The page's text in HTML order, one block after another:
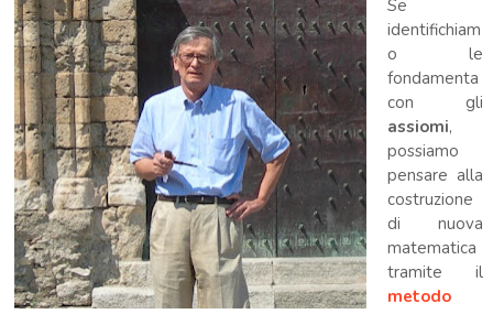
Se
identifichiam
o le
fondamenta
con gli
assiomi,
possiamo
pensare alla
costruzione
di nuova
matematica
tramite il
metodo